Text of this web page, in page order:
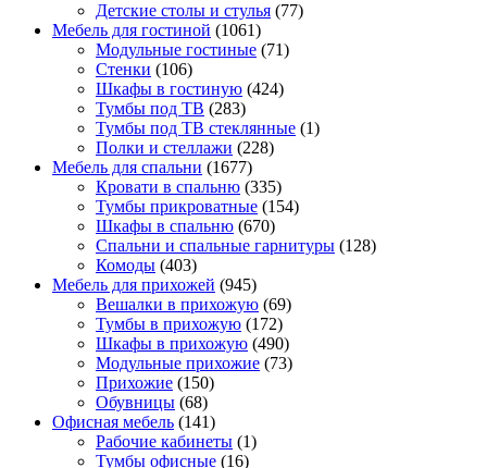
Детские столы и стулья (77)
Мебель для гостиной (1061)
Модульные гостиные (71)
Стенки (106)
Шкафы в гостиную (424)
Тумбы под ТВ (283)
Тумбы под ТВ стеклянные (1)
Полки и стеллажи (228)
Мебель для спальни (1677)
Кровати в спальню (335)
Тумбы прикроватные (154)
Шкафы в спальню (670)
Спальни и спальные гарнитуры (128)
Комоды (403)
Мебель для прихожей (945)
Вешалки в прихожую (69)
Тумбы в прихожую (172)
Шкафы в прихожую (490)
Модульные прихожие (73)
Прихожие (150)
Обувницы (68)
Офисная мебель (141)
Рабочие кабинеты (1)
Тумбы офисные (16)